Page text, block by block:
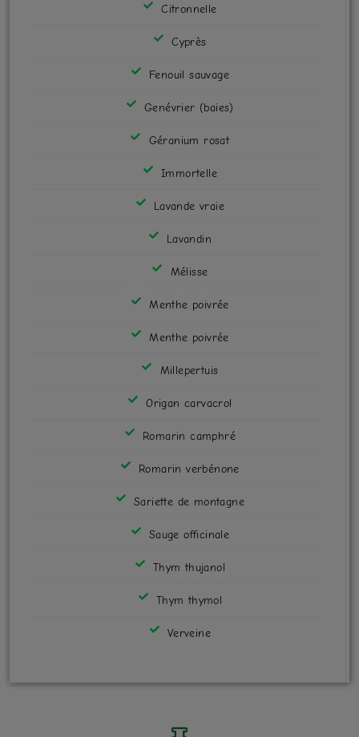
Citronnelle
Cyprès
Fenouil sauvage
Genévrier (baies)
Géranium rosat
Immortelle
Lavande vraie
Lavandin
Mélisse
Menthe poivrée
Menthe poivrée
Millepertuis
Origan carvacrol
Romarin camphré
Romarin verbénone
Sariette de montagne
Sauge officinale
Thym thujanol
Thym thymol
Verveine